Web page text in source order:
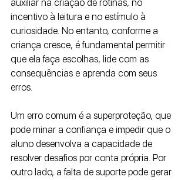
auxiliar na criação de rotinas, no
incentivo à leitura e no estímulo à
curiosidade. No entanto, conforme a
criança cresce, é fundamental permitir
que ela faça escolhas, lide com as
consequências e aprenda com seus
erros.
Um erro comum é a superproteção, que
pode minar a confiança e impedir que o
aluno desenvolva a capacidade de
resolver desafios por conta própria. Por
outro lado, a falta de suporte pode gerar